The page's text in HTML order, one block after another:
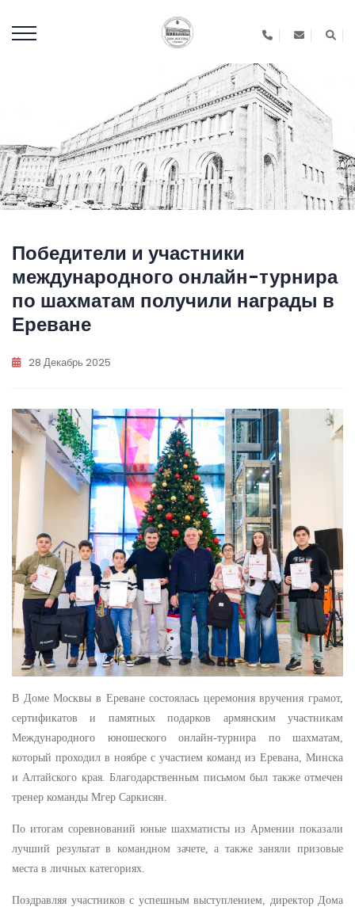
Победители и участники
международного онлайн-турнира
по шахматам получили награды в
Ереване
28 Декабрь 2025
В Доме Москвы в Ереване состоялась церемония вручения грамот,
сертификатов и памятных подарков армянским участникам
Международного юношеского онлайн-турнира по шахматам,
который проходил в ноябре с участием команд из Еревана, Минска
и Алтайского края. Благодарственным письмом был также отмечен
тренер команды Мгер Саркисян.
По итогам соревнований юные шахматисты из Армении показали
лучший результат в командном зачете, а также заняли призовые
места в личных категориях.
Поздравляя участников с успешным выступлением, директор Дома